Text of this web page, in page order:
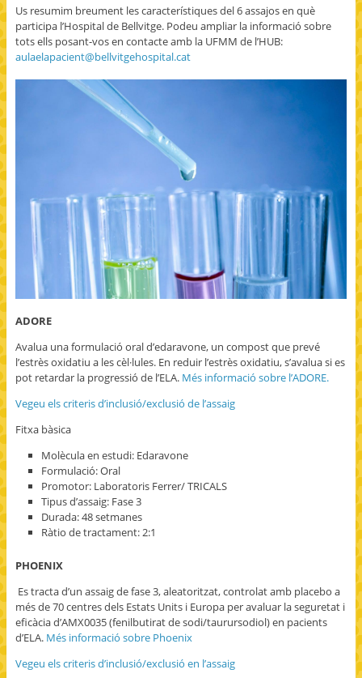
Us resumim breument les característiques del 6 assajos en què
participa l’Hospital de Bellvitge. Podeu ampliar la informació sobre
tots ells posant-vos en contacte amb la UFMM de l’HUB:
aulaelapacient@bellvitgehospital.cat
ADORE
Avalua una formulació oral d’edaravone, un compost que prevé
l’estrès oxidatiu a les cèl·lules. En reduir l’estrès oxidatiu, s’avalua si es
pot retardar la progressió de l’ELA. Més informació sobre l’ADORE.
Vegeu els criteris d’inclusió/exclusió de l’assaig
Fitxa bàsica
Molècula en estudi: Edaravone
Formulació: Oral
Promotor: Laboratoris Ferrer/ TRICALS
Tipus d’assaig: Fase 3
Durada: 48 setmanes
Ràtio de tractament: 2:1
PHOENIX
Es tracta d’un assaig de fase 3, aleatoritzat, controlat amb placebo a
més de 70 centres dels Estats Units i Europa per avaluar la seguretat i
eficàcia d’AMX0035 (fenilbutirat de sodi/taurursodiol) en pacients
d’ELA. Més informació sobre Phoenix
Vegeu els criteris d’inclusió/exclusió en l’assaig